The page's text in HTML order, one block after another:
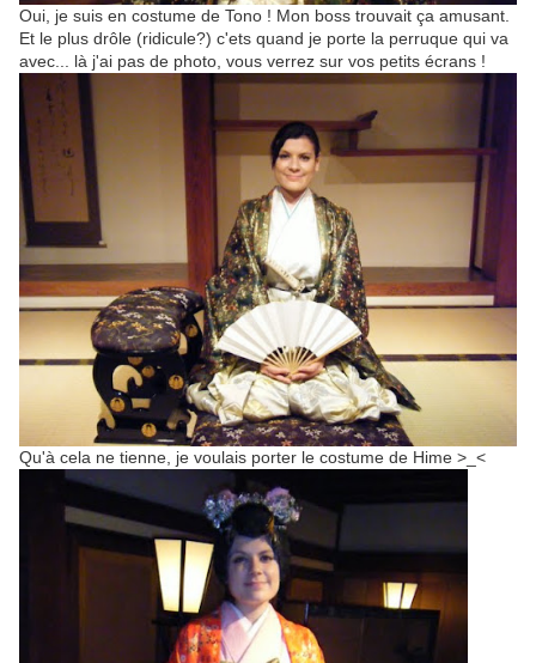
Oui, je suis en costume de Tono ! Mon boss trouvait ça amusant.
Et le plus drôle (ridicule?) c'ets quand je porte la perruque qui va
avec... là j'ai pas de photo, vous verrez sur vos petits écrans !
Qu'à cela ne tienne, je voulais porter le costume de Hime >_<